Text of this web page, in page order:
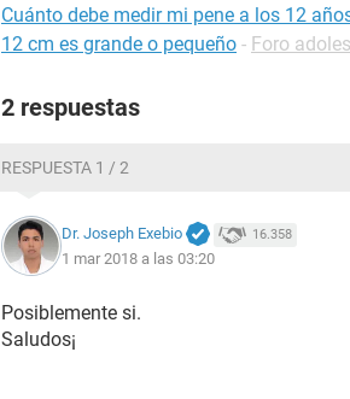
Cuánto debe medir mi pene a los 12
12 cm es grande o pequeño - Foro
2 respuestas
RESPUESTA 1 / 2
Dr. Joseph Exebio 16.358
1 mar 2018 a las 03:20
Posiblemente si.
Saludos¡